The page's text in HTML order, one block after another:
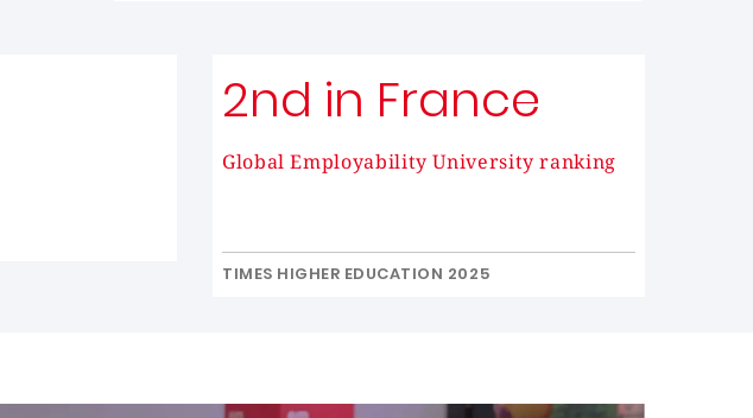
2nd in France
Global Employability University ranking
TIMES HIGHER EDUCATION 2025